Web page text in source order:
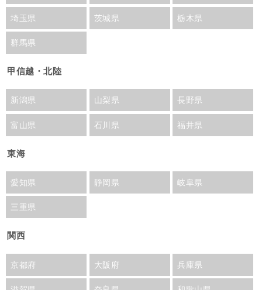
埼玉県 茨城県 栃木県
群馬県
甲信越・北陸
新潟県 山梨県 長野県
富山県 石川県 福井県
東海
愛知県 静岡県 岐阜県
三重県
関西
京都府 大阪府 兵庫県